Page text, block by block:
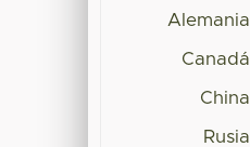
Alemania
Canadá
China
Rusia